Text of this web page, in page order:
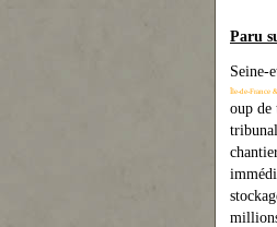
Paru
Seine-
Île-de-France
oup de